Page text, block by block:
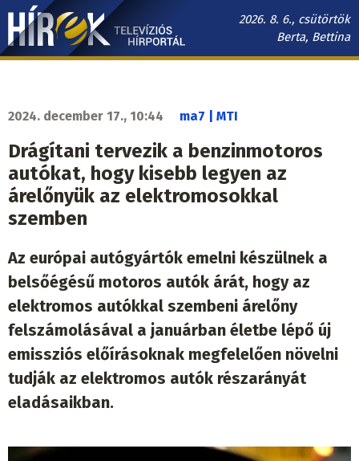
Ugrás
tartalomra
2026. 8. 6., csütörtök
Berta, Bettina
Hírek.sk
2024. december 17., 10:44 ma7 | MTI
Drágítani tervezik a benzinmotoros
autókat, hogy kisebb legyen az
árelőnyük az elektromosokkal
szemben
Az európai autógyártók emelni készülnek a
belsőégésű motoros autók árát, hogy az
elektromos autókkal szembeni árelőny
felszámolásával a januárban életbe lépő új
emissziós előírásoknak megfelelően növelni
tudják az elektromos autók részarányát
eladásaikban.